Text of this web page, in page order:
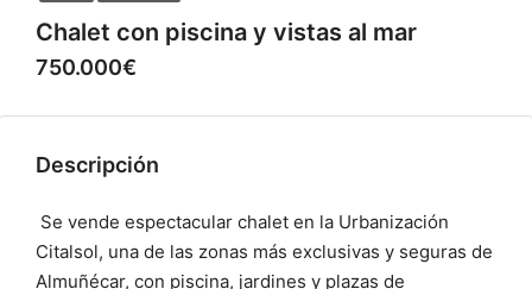
Chalet con piscina y vistas al mar
750.000€
Descripción
Se vende espectacular chalet en la Urbanización
Citalsol, una de las zonas más exclusivas y seguras de
Almuñécar, con piscina, jardines y plazas de